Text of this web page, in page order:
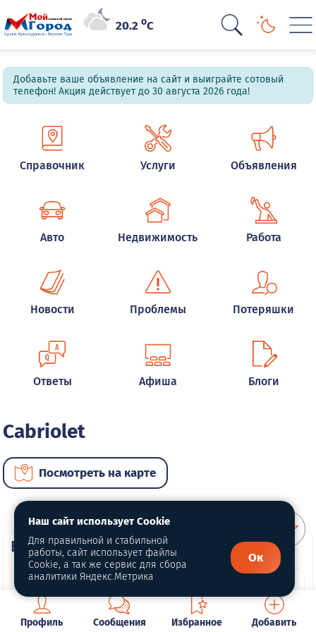
20.2oC
Добавьте ваше объявление на сайт и выиграйте сотовый
телефон! Акция действует до 30 августа 2026 года!
Справочник Услуги Объявления
Авто Недвижимость Работа
Новости Проблемы Потеряшки
Ответы Афиша Блоги
Cabriolet
Посмотреть на карте
ВИП автомобили
Профиль Сообщения Избранное Добавить
Наш сайт использует Cookie
Для правильной и стабильной
работы, сайт использует файлы
Cookie, а так же сервис для сбора
аналитики Яндекс.Метрика
Ок